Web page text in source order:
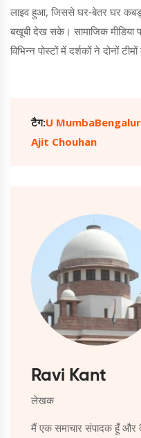
लाइव हुआ, जिससे घर‑बेतर घर
बखूबी देख सके। सामाजिक मीडिया
विभिन्न पोस्टों में दर्शकों ने दोनों
टैग:U Mumba
Ajit Chouhan
Ravi Kant
लेखक
मैं एक समाचार संपादक हूँ और